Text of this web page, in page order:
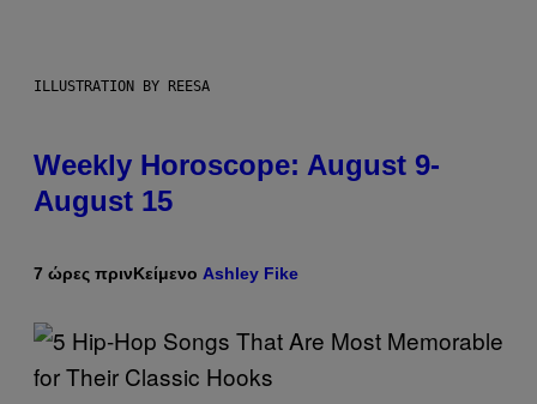
ILLUSTRATION BY REESA
Weekly Horoscope: August 9-
August 15
7 ώρες πρινΚείμενο Ashley Fike